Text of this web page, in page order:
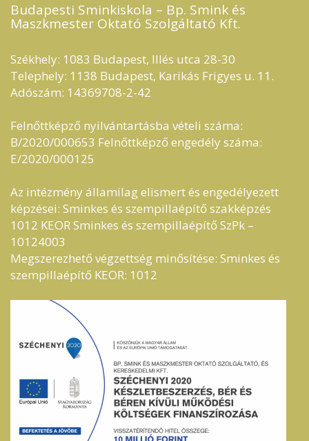
Budapesti Sminkiskola – Bp. Smink és
Maszkmester Oktató Szolgáltató Kft.​
Székhely: 1083 Budapest, Illés utca 28-30
Telephely: 1138 Budapest, Karikás Frigyes u. 11.
Adószám: 14369708-2-42
Felnőttképző nyilvántartásba vételi száma:
B/2020/000653 Felnőttképző engedély száma:
E/2020/000125
Az intézmény államilag elismert és engedélyezett
képzései: Sminkes és szempillaépítő szakképzés
1012 KEOR Sminkes és szempillaépítő SzPk –
10124003
Megszerezhető végzettség minősítése: Sminkes és
szempillaépítő KEOR: 1012